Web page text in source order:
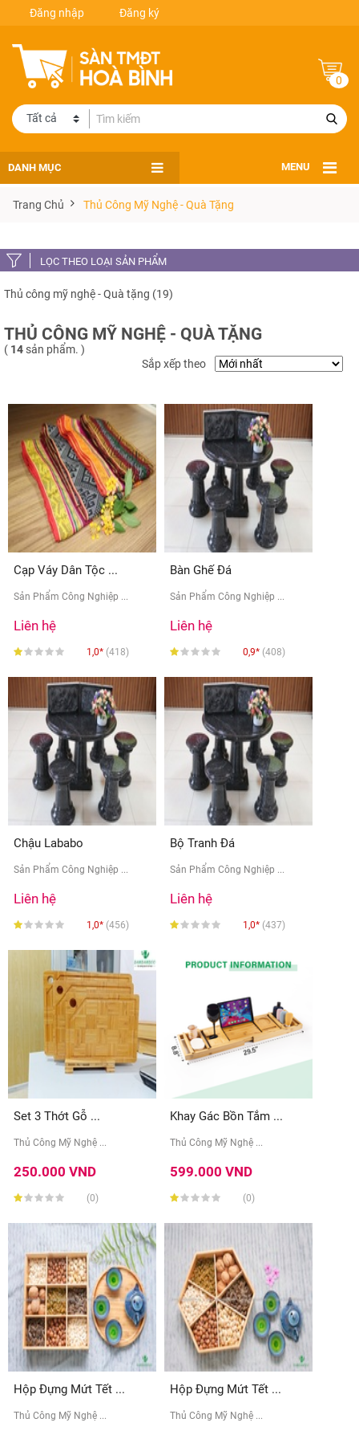
Đăng nhập Đăng ký
0
DANH MỤC MENU
Trang Chủ Thủ Công Mỹ Nghệ - Quà Tặng
LỌC THEO LOẠI SẢN PHẨM
Thủ công mỹ nghệ - Quà tặng (19)
THỦ CÔNG MỸ NGHỆ - QUÀ TẶNG
( 14 sản phẩm. )
Sắp xếp theo
Cạp Váy Dân Tộc ...
Sản Phẩm Công Nghiệp ...
Liên hệ
1,0* (418)
Bàn Ghế Đá
Sản Phẩm Công Nghiệp ...
Liên hệ
0,9* (408)
Chậu Lababo
Sản Phẩm Công Nghiệp ...
Liên hệ
1,0* (456)
Bộ Tranh Đá
Sản Phẩm Công Nghiệp ...
Liên hệ
1,0* (437)
Set 3 Thớt Gỗ ...
Thủ Công Mỹ Nghệ ...
250.000 VND
(0)
Khay Gác Bồn Tắm ...
Thủ Công Mỹ Nghệ ...
599.000 VND
(0)
Hộp Đựng Mứt Tết ...
Thủ Công Mỹ Nghệ ...
Hộp Đựng Mứt Tết ...
Thủ Công Mỹ Nghệ ...